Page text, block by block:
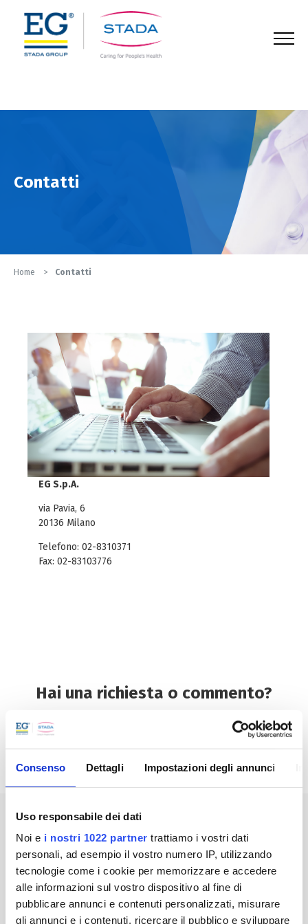
Consenso Dettagli Impostazioni degli annunci
Uso responsabile dei dati
Noi e i nostri 1022 partner trattiamo i vostri dati
personali, ad esempio il vostro numero IP, utilizzando
tecnologie come i cookie per memorizzare e accedere
alle informazioni sul vostro dispositivo al fine di
pubblicare annunci e contenuti personalizzati, misurare
gli annunci e i contenuti, ricercare il pubblico e sviluppare
Contatti
Home Contatti
EG S.p.A.
via Pavia, 6
20136 Milano
Telefono: 02-8310371
Fax: 02-83103776
Hai una richiesta o commento?
Compila il form sottostante per